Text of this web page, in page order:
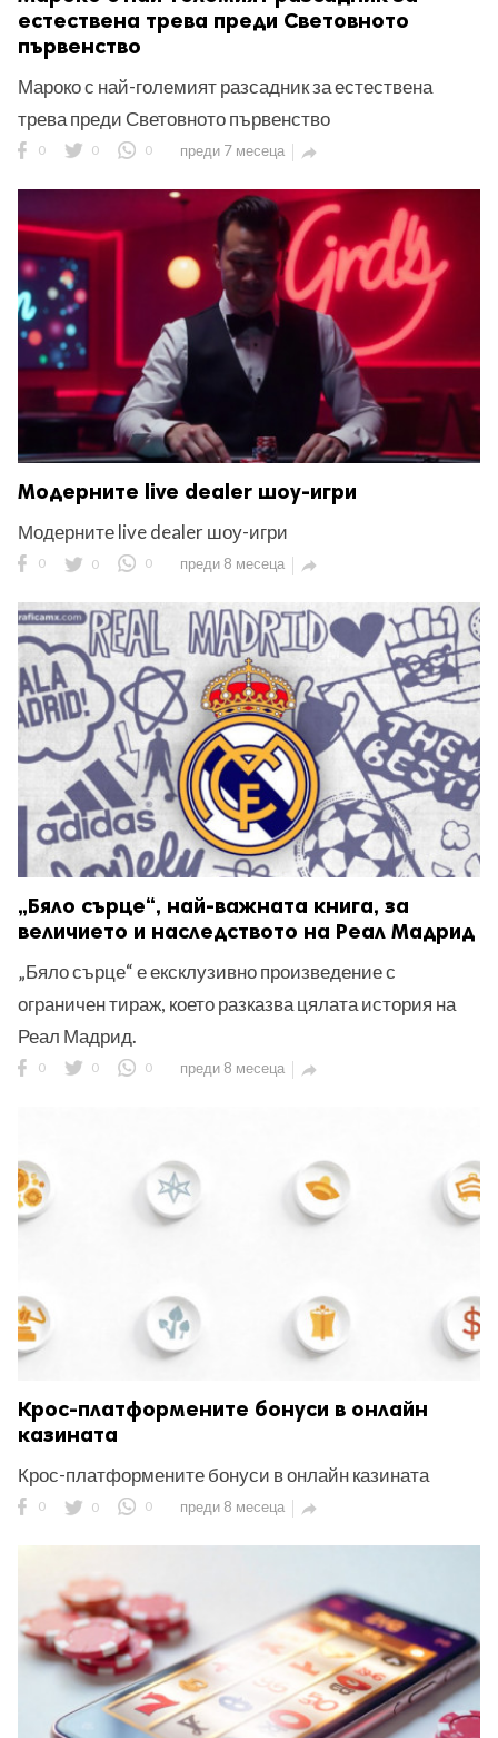
естествена трева преди Световното
първенство
Мароко с най-големият разсадник за естествена
трева преди Световното първенство
0 0 0 преди 7 месеца 
Модерните live dealer шоу-игри
Модерните live dealer шоу-игри
0 0 0 преди 8 месеца 
„Бяло сърце“, най-важната книга, за
величието и наследството на Реал Мадрид
„Бяло сърце“ е ексклузивно произведение с
ограничен тираж, което разказва цялата история на
Реал Мадрид.
0 0 0 преди 8 месеца 
Крос-платформените бонуси в онлайн
казината
Крос-платформените бонуси в онлайн казината
0 0 0 преди 8 месеца 